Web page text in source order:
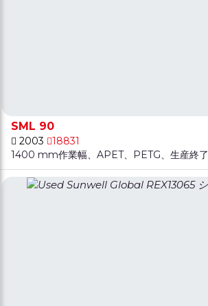
SML 90
2003
18831
1400 mm作業幅、APET、PETG、生産終了